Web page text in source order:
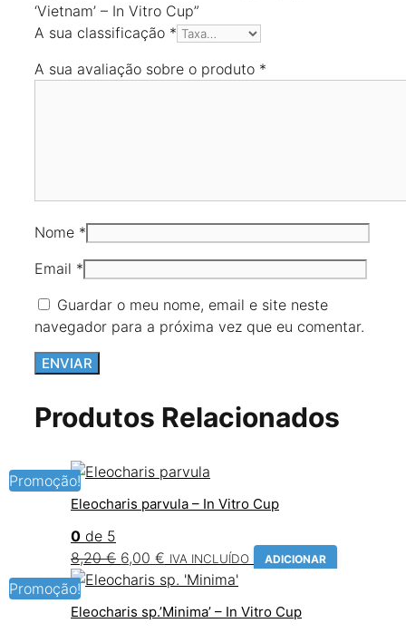
‘Vietnam’ – In Vitro Cup”
A sua classificação *
A sua avaliação sobre o produto *
Nome *
Email *
Guardar o meu nome, email e site neste
navegador para a próxima vez que eu comentar.
Produtos Relacionados
Promoção!
Eleocharis parvula – In Vitro Cup
0 de 5
8,20€ O
preço
era:
6,00 € O
preço
é:
IVA INCLUÍDO ADICIONAR
Promoção!
Eleocharis sp.’Minima’ – In Vitro Cup